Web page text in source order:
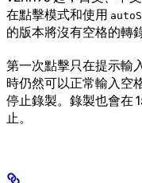
在點擊模式和使用
的版本將沒有空格的轉
第一次點擊只在提示輸
時仍然可以正常輸入空
停止錄製。錄製也會在
止。